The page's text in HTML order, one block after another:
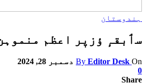
ہندوستان
سٲبقہٕ ؤزیٖر اعظم
By Editor Desk On
دسمبر 28, 2024
0
Share